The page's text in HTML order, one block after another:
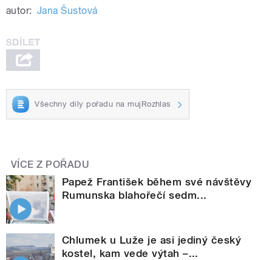
autor: Jana Šustová
Všechny díly pořadu na mujRozhlas
VÍCE Z POŘADU
Papež František během své návštěvy
Rumunska blahořečí sedm...
Chlumek u Luže je asi jediný český
kostel, kam vede výtah –...